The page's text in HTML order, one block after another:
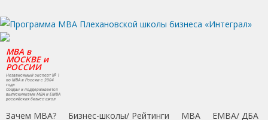
to
main
content
MBA в
МОСКВЕ и
РОССИИ
Независимый эксперт № 1
по MBA в России с 2004
года
Создан и поддерживается
выпускниками MBA и EMBA
российских бизнес-школ
Зачем MBA? Бизнес-школы/ Рейтинги MBA
EMBA/ ДБA